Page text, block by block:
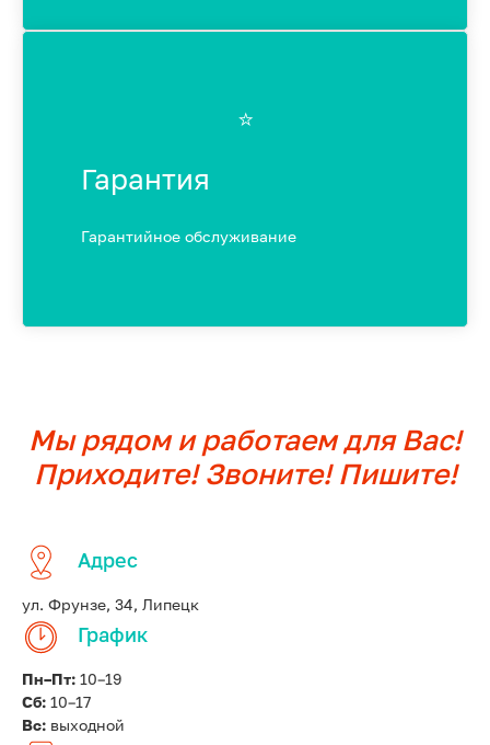
⭐️
Гарантия
Гарантийное обслуживание
Мы рядом и работаем для Вас!
Приходите! Звоните! Пишите!
Адрес
ул. Фрунзе, 34, Липецк
График
Пн–Пт: 10–19
Сб: 10–17
Вс: выходной